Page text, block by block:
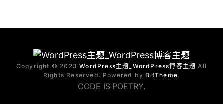
Copyright © 2023WordPress主题_WordPress博客主题 All
Rights Reserved. Powered by BitTheme.
CODE IS POETRY.